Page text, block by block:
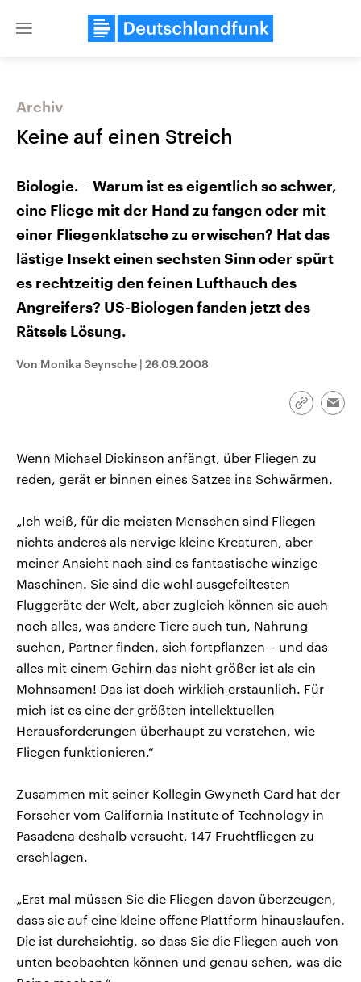
Close
Landtagswahl Sachsen-Anhalt
Alle Informationen
September 2026 einen neuen
Bundesland von einer Koalition aus
CDU, SPD und FDP regiert.-
USA
Hintergründe
Archiv
Keine auf einen Streich
Biologie. – Warum ist es eigentlich so schwer,
eine Fliege mit der Hand zu fangen oder mit
einer Fliegenklatsche zu erwischen? Hat das
lästige Insekt einen sechsten Sinn oder spürt
es rechtzeitig den feinen Lufthauch des
Angreifers? US-Biologen fanden jetzt des
Rätsels Lösung.
Von Monika Seynsche | 26.09.2008
Link
Wenn Michael Dickinson anfängt, über Fliegen zu
reden, gerät er binnen eines Satzes ins Schwärmen.
„Ich weiß, für die meisten Menschen sind Fliegen
nichts anderes als nervige kleine Kreaturen, aber
meiner Ansicht nach sind es fantastische winzige
Maschinen. Sie sind die wohl ausgefeiltesten
Fluggeräte der Welt, aber zugleich können sie auch
noch alles, was andere Tiere auch tun, Nahrung
suchen, Partner finden, sich fortpflanzen – und das
alles mit einem Gehirn das nicht größer ist als ein
Mohnsamen! Das ist doch wirklich erstaunlich. Für
mich ist es eine der größten intellektuellen
Herausforderungen überhaupt zu verstehen, wie
Fliegen funktionieren.“
Zusammen mit seiner Kollegin Gwyneth Card hat der
Forscher vom California Institute of Technology in
Pasadena deshalb versucht, 147 Fruchtfliegen zu
erschlagen.
„Erst mal müssen Sie die Fliegen davon überzeugen,
dass sie auf eine kleine offene Plattform hinauslaufen.
Die ist durchsichtig, so dass Sie die Fliegen auch von
unten beobachten können und genau sehen, was die